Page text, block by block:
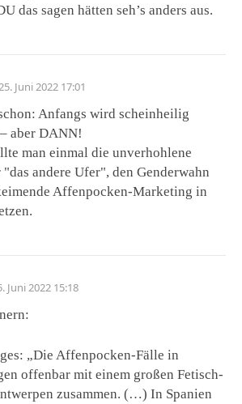
das sagen hätten seh’s anders aus.
Juni 2022 17:01
Anfangs wird scheinheilig
aber DANN!
man einmal die unverhohlene
andere Ufer", den Genderwahn
Affenpocken-Marketing in
Juni 2022 15:18
„Die Affenpocken-Fälle in
offenbar mit einem großen Fetisch-
zusammen. (…) In Spanien